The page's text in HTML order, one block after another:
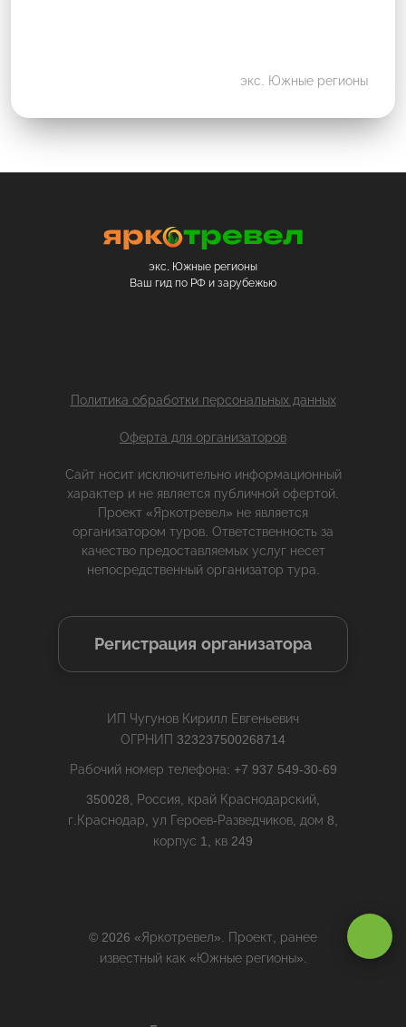
экс. Южные регионы
экс. Южные регионы
Ваш гид по РФ и зарубежью
Политика обработки персональных данных
Оферта для организаторов
Сайт носит исключительно информационный
характер и не является публичной офертой.
Проект «Яркотревел» не является
организатором туров. Ответственность за
качество предоставляемых услуг несет
непосредственный организатор тура.
Регистрация организатора
ИП Чугунов Кирилл Евгеньевич
ОГРНИП 323237500268714
Рабочий номер телефона: +7 937 549-30-69
350028, Россия, край Краснодарский,
г.Краснодар, ул Героев-Разведчиков, дом 8,
корпус 1, кв 249
© 2026 «Яркотревел». Проект, ранее
известный как «Южные регионы».
персональных данных .